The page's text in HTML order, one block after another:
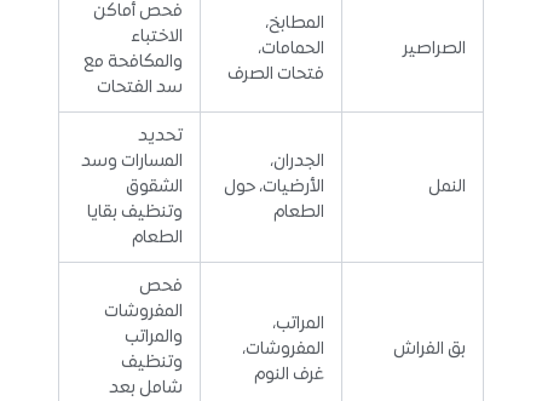
الصراصير
المطابخ،
الحمامات،
فتحات الصرف
فحص أماكن
الاختباء
والمكافحة مع
سد الفتحات
النمل
الجدران،
الأرضيات، حول
الطعام
تحديد
المسارات وسد
الشقوق
وتنظيف بقايا
الطعام
بق الفراش
المراتب،
المفروشات،
غرف النوم
فحص
المفروشات
والمراتب
وتنظيف
شامل بعد